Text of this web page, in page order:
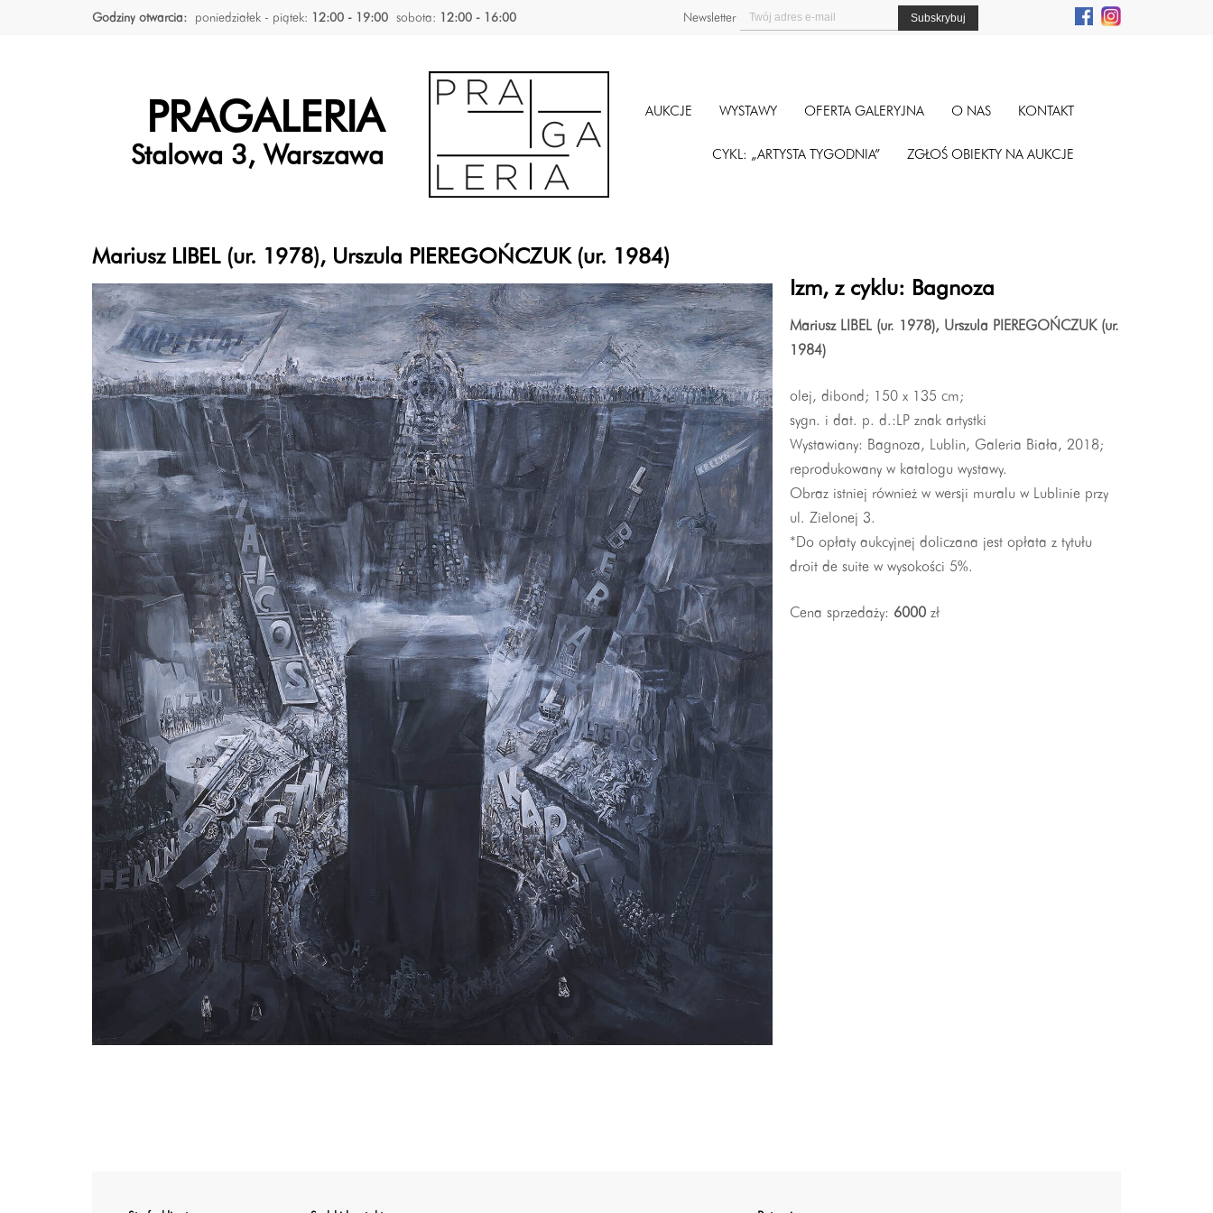
Godziny otwarcia: poniedziałek - piątek: 12:00 - 19:00 sobota: 12:00 - 16:00 Newsletter
PRAGALERIA
Stalowa 3, Warszawa
AUKCJE WYSTAWY OFERTA GALERYJNA O NAS KONTAKT
CYKL: „ARTYSTA TYGODNIA” ZGŁOŚ OBIEKTY NA AUKCJE
Mariusz LIBEL (ur. 1978), Urszula PIEREGOŃCZUK (ur. 1984)
Izm, z cyklu: Bagnoza
Mariusz LIBEL (ur. 1978), Urszula PIEREGOŃCZUK (ur.
1984)
olej, dibond; 150 x 135 cm;
sygn. i dat. p. d.:LP znak artystki
Wystawiany: Bagnoza, Lublin, Galeria Biała, 2018;
reprodukowany w katalogu wystawy.
Obraz istniej również w wersji muralu w Lublinie przy
ul. Zielonej 3.
*Do opłaty aukcyjnej doliczana jest opłata z tytułu
droit de suite w wysokości 5%.
Cena sprzedaży: 6000zł